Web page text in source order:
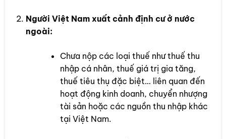
Người Việt Nam xuất cảnh định cư ở nước
ngoài:
Chưa nộp các loại thuế như thuế thu
nhập cá nhân, thuế giá trị gia tăng,
thuế tiêu thụ đặc biệt… liên quan đến
hoạt động kinh doanh, chuyển nhượng
tài sản hoặc các nguồn thu nhập khác
tại Việt Nam.